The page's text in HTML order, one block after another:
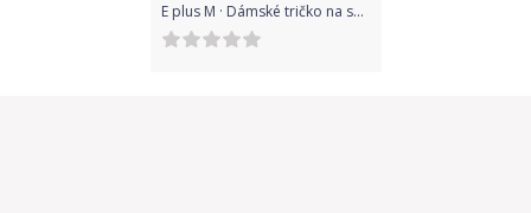
E plus M · Dámské tričko na spaní Minnie Mouse - There's only one Minnie S Černá